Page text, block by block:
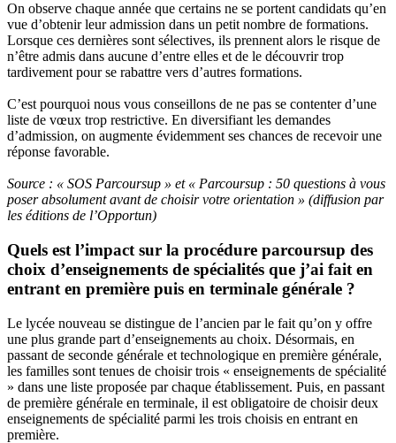
On observe chaque année que certains ne se portent candidats qu’en
vue d’obtenir leur admission dans un petit nombre de formations.
Lorsque ces dernières sont sélectives, ils prennent alors le risque de
n’être admis dans aucune d’entre elles et de le découvrir trop
tardivement pour se rabattre vers d’autres formations.
C’est pourquoi nous vous conseillons de ne pas se contenter d’une
liste de vœux trop restrictive. En diversifiant les demandes
d’admission, on augmente évidemment ses chances de recevoir une
réponse favorable.
Source : « SOS Parcoursup » et « Parcoursup : 50 questions à vous
poser absolument avant de choisir votre orientation » (diffusion par
les éditions de l’Opportun)
Quels est l’impact sur la procédure parcoursup des
choix d’enseignements de spécialités que j’ai fait en
entrant en première puis en terminale générale ?
Le lycée nouveau se distingue de l’ancien par le fait qu’on y offre
une plus grande part d’enseignements au choix. Désormais, en
passant de seconde générale et technologique en première générale,
les familles sont tenues de choisir trois « enseignements de spécialité
» dans une liste proposée par chaque établissement. Puis, en passant
de première générale en terminale, il est obligatoire de choisir deux
enseignements de spécialité parmi les trois choisis en entrant en
première.